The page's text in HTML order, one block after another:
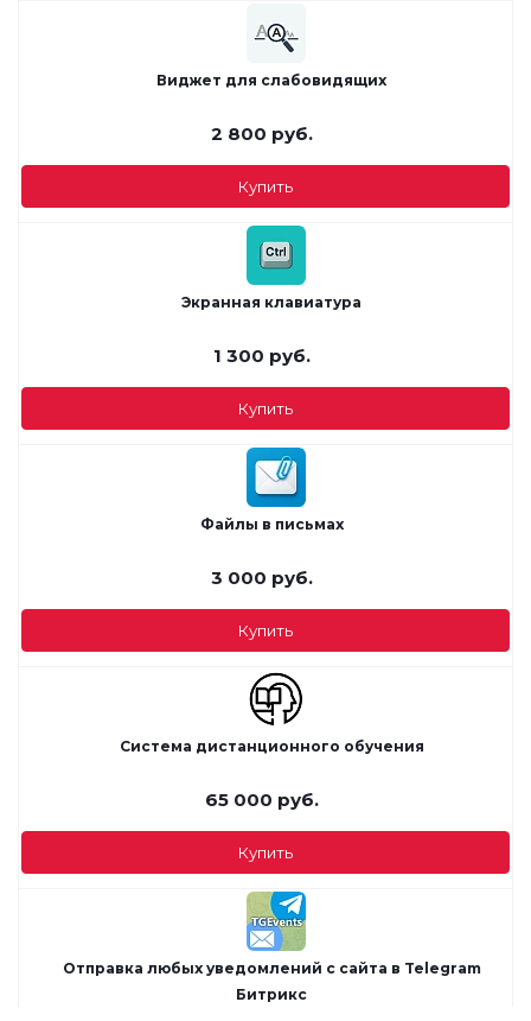
Виджет для слабовидящих
2 800 руб.
Купить
Экранная клавиатура
1 300 руб.
Купить
Файлы в письмах
3 000 руб.
Купить
Система дистанционного обучения
65 000 руб.
Купить
Отправка любых уведомлений с сайта в Telegram
Битрикс